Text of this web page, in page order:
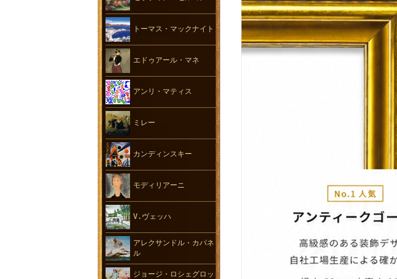
トーマス・マックナイト
エドゥアール・マネ
アンリ・マティス
ミレー
カンディンスキー
モディリアーニ
V.ヴェッハ
アレクサンドル・カパネ
ル
ジョージ・ロシェグロッ